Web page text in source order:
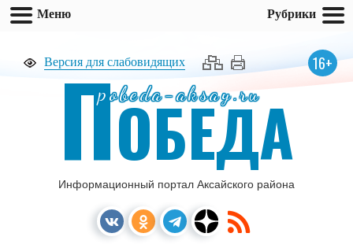
Версия для слабовидящих 16+
pobeda-aksay.ru
ПОБЕДА
Информационный портал Аксайского района
Меню Рубрики